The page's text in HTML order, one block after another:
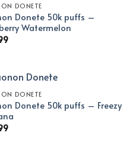
DONETE
Donete 50k puffs –
Watermelon
DONETE
Donete 50k puffs – Freezy